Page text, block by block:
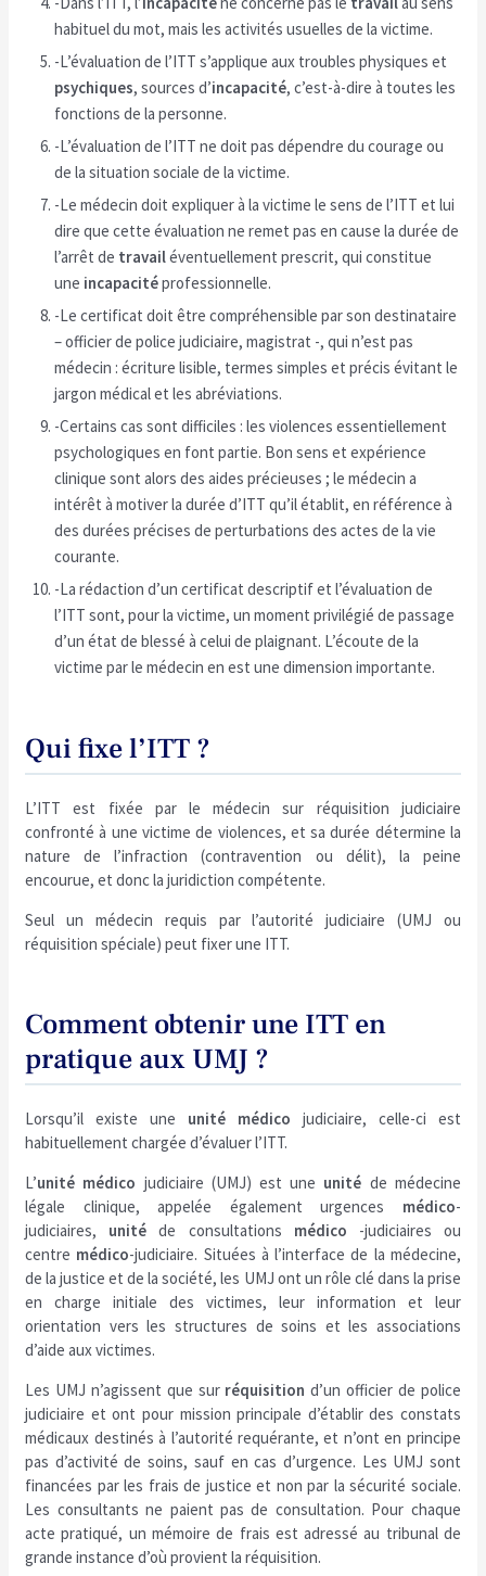
habituel du mot, mais les activités usuelles de la victime.
-L’évaluation de l’ITT s’applique aux troubles physiques et
psychiques, sources d’incapacité, c’est-à-dire à toutes les
fonctions de la personne.
-L’évaluation de l’ITT ne doit pas dépendre du courage ou
de la situation sociale de la victime.
-Le médecin doit expliquer à la victime le sens de l’ITT et lui
dire que cette évaluation ne remet pas en cause la durée de
l’arrêt de travailéventuellement prescrit, qui constitue
une incapacitéprofessionnelle.
-Le certificat doit être compréhensible par son destinataire
– officier de police judiciaire, magistrat -, qui n’est pas
médecin : écriture lisible, termes simples et précis évitant le
jargon médical et les abréviations.
-Certains cas sont difficiles : les violences essentiellement
psychologiques en font partie. Bon sens et expérience
clinique sont alors des aides précieuses ; le médecin a
intérêt à motiver la durée d’ITT qu’il établit, en référence à
des durées précises de perturbations des actes de la vie
courante.
-La rédaction d’un certificat descriptif et l’évaluation de
l’ITT sont, pour la victime, un moment privilégié de passage
d’un état de blessé à celui de plaignant. L’écoute de la
victime par le médecin en est une dimension importante.
Qui fixe l’ITT ?
L’ITT est fixée par le médecin sur réquisition judiciaire
confronté à une victime de violences, et sa durée détermine la
nature de l’infraction (contravention ou délit), la peine
encourue, et donc la juridiction compétente.
Seul un médecin requis par l’autorité judiciaire (UMJ ou
réquisition spéciale) peut fixer une ITT.
Comment obtenir une ITT en
pratique aux UMJ ?
Lorsqu’il existe une unité médico
judiciaire, celle-ci est
habituellement chargée d’évaluer l’ITT.
L’unité médico judiciaire (UMJ) est une unité de médecine
légale clinique, appelée également urgences médico-
judiciaires,
unité de consultations médico
-judiciaires ou
centre médico-judiciaire. Situées à l’interface de la médecine,
de la justice et de la société, les UMJ ont un rôle clé dans la prise
en charge initiale des victimes, leur information et leur
orientation vers les structures de soins et les associations
d’aide aux victimes.
Les UMJ n’agissent que sur réquisitiond’un officier de police
judiciaire et ont pour mission principale d’établir des constats
médicaux destinés à l’autorité requérante, et n’ont en principe
pas d’activité de soins, sauf en cas d’urgence. Les UMJ sont
financées par les frais de justice et non par la sécurité sociale.
Les consultants ne paient pas de consultation. Pour chaque
acte pratiqué, un mémoire de frais est adressé au tribunal de
grande instance d’où provient la réquisition.